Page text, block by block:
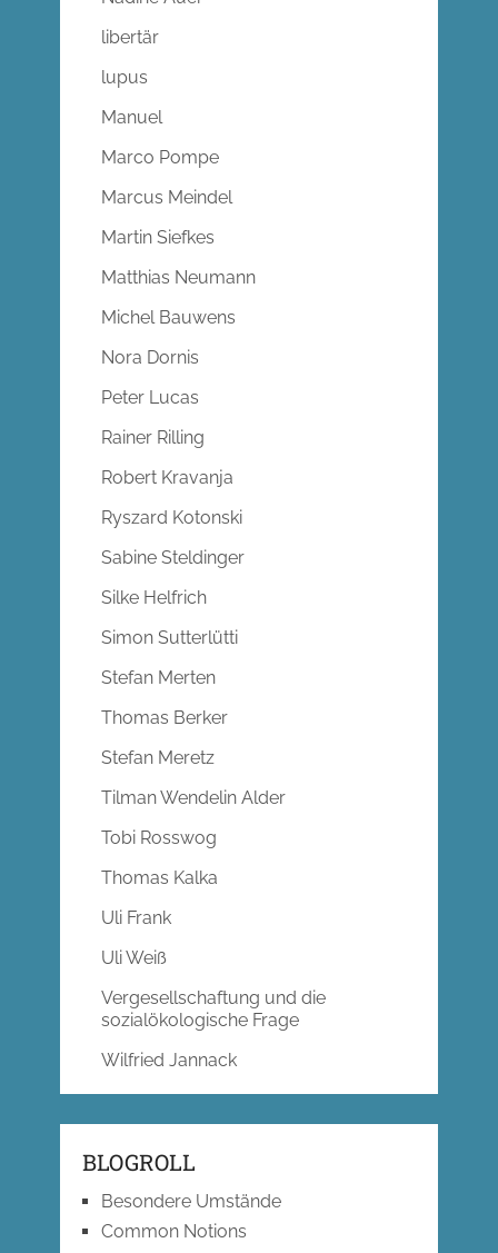
libertär
lupus
Manuel
Marco Pompe
Marcus Meindel
Martin Siefkes
Matthias Neumann
Michel Bauwens
Nora Dornis
Peter Lucas
Rainer Rilling
Robert Kravanja
Ryszard Kotonski
Sabine Steldinger
Silke Helfrich
Simon Sutterlütti
Stefan Merten
Thomas Berker
Stefan Meretz
Tilman Wendelin Alder
Tobi Rosswog
Thomas Kalka
Uli Frank
Uli Weiß
Vergesellschaftung und die
sozialökologische Frage
Wilfried Jannack
BLOGROLL
Besondere Umstände
Common Notions